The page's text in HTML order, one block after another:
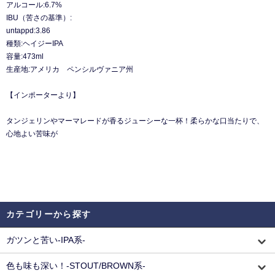
アルコール:6.7%
IBU（苦さの基準）:
untappd:3.86
種類:ヘイジーIPA
容量:473ml
生産地:アメリカ ペンシルヴァニア州
【インポーターより】
タンジェリンやマーマレードが香るジューシーな一杯！柔らかな口当たりで、
心地よい苦味が
カテゴリーから探す
ガツンと苦い-IPA系-
色も味も深い！-STOUT/BROWN系-